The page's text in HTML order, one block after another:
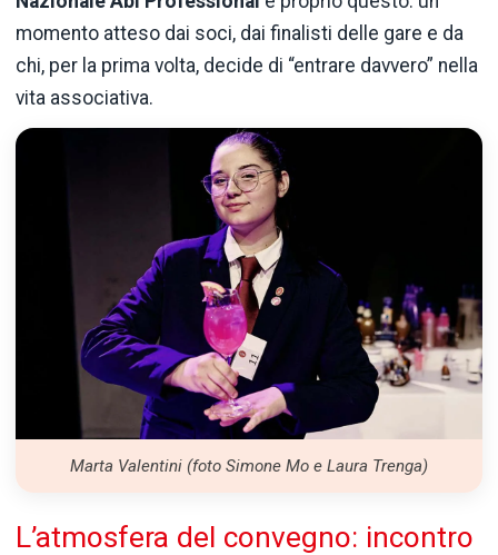
momento atteso dai soci, dai finalisti delle gare e da
chi, per la prima volta, decide di “entrare davvero” nella
vita associativa.
Marta Valentini (foto Simone Mo e Laura Trenga)
L’atmosfera del convegno: incontro